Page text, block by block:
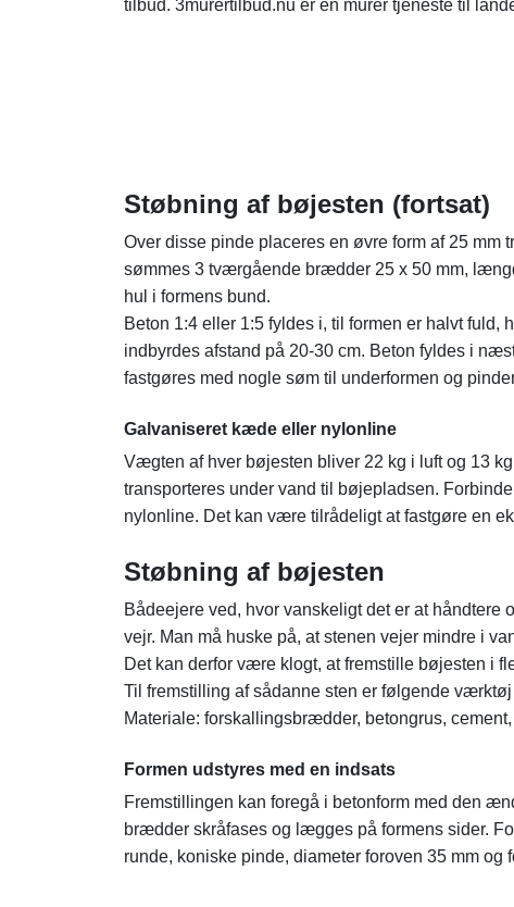
tilbud. 3murertilbud.nu er en murer tjeneste til
Støbning af bøjesten (fortsat)
Over disse pinde placeres en øvre form af 25
sømmes 3 tværgående brædder 25 x 50 mm,
hul i formens bund.
Beton 1:4 eller 1:5 fyldes i, til formen er halvt
indbyrdes afstand på 20-30 cm. Beton fyldes i
fastgøres med nogle søm til underformen og
Galvaniseret kæde eller nylonline
Vægten af hver bøjesten bliver 22 kg i luft og 13
transporteres under vand til bøjepladsen.
nylonline. Det kan være tilrådeligt at fastgøre en
Støbning af bøjesten
Bådeejere ved, hvor vanskeligt det er at
vejr. Man må huske på, at stenen vejer mindre i
Det kan derfor være klogt, at fremstille bøjesten i
Til fremstilling af sådanne sten er følgende
Materiale: forskallingsbrædder, betongrus,
Formen udstyres med en indsats
Fremstillingen kan foregå i betonform med den
brædder skråfases og lægges på formens sider.
runde, koniske pinde, diameter foroven 35 mm